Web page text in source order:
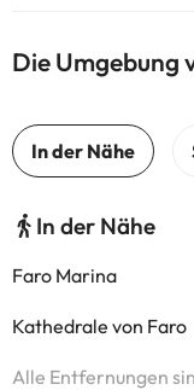
Die Umgebung
In der Nähe
Faro Marina
Kathedrale von Faro
Alle Entfernungen